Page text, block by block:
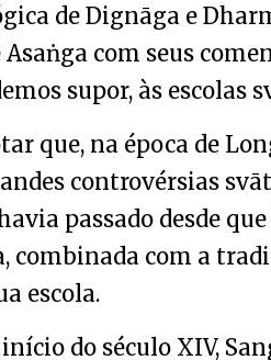
de Dignāga e
com seus
supor, às
que, na época de
controvérsias
passado desde
combinada com a
escola.
início do século XIV,